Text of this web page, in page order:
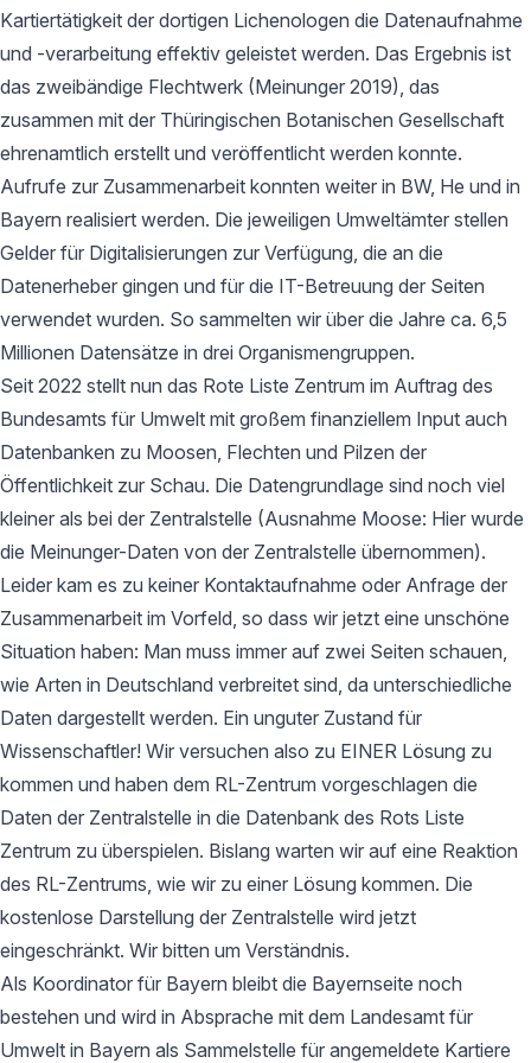
Kartiertätigkeit der dortigen Lichenologen die Datenaufnahme
und -verarbeitung effektiv geleistet werden. Das Ergebnis ist
das zweibändige Flechtwerk (Meinunger 2019), das
zusammen mit der Thüringischen Botanischen Gesellschaft
ehrenamtlich erstellt und veröffentlicht werden konnte.
Aufrufe zur Zusammenarbeit konnten weiter in BW, He und in
Bayern realisiert werden. Die jeweiligen Umweltämter stellen
Gelder für Digitalisierungen zur Verfügung, die an die
Datenerheber gingen und für die IT-Betreuung der Seiten
verwendet wurden. So sammelten wir über die Jahre ca. 6,5
Millionen Datensätze in drei Organismengruppen.
Seit 2022 stellt nun das Rote Liste Zentrum im Auftrag des
Bundesamts für Umwelt mit großem finanziellem Input auch
Datenbanken zu Moosen, Flechten und Pilzen der
Öffentlichkeit zur Schau. Die Datengrundlage sind noch viel
kleiner als bei der Zentralstelle (Ausnahme Moose: Hier wurde
die Meinunger-Daten von der Zentralstelle übernommen).
Leider kam es zu keiner Kontaktaufnahme oder Anfrage der
Zusammenarbeit im Vorfeld, so dass wir jetzt eine unschöne
Situation haben: Man muss immer auf zwei Seiten schauen,
wie Arten in Deutschland verbreitet sind, da unterschiedliche
Daten dargestellt werden. Ein unguter Zustand für
Wissenschaftler! Wir versuchen also zu EINER Lösung zu
kommen und haben dem RL-Zentrum vorgeschlagen die
Daten der Zentralstelle in die Datenbank des Rots Liste
Zentrum zu überspielen. Bislang warten wir auf eine Reaktion
des RL-Zentrums, wie wir zu einer Lösung kommen. Die
kostenlose Darstellung der Zentralstelle wird jetzt
eingeschränkt. Wir bitten um Verständnis.
Als Koordinator für Bayern bleibt die Bayernseite noch
bestehen und wird in Absprache mit dem Landesamt für
Umwelt in Bayern als Sammelstelle für angemeldete Kartiere